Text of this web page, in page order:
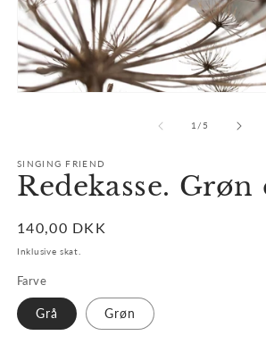
1 /af5
SINGING FRIEND
Redekasse. Grøn
Normalpris
140,00 DKK
Inklusive skat.
Farve
Grå Grøn